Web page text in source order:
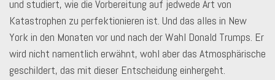
und studiert, wie die Vorbereitung auf jedwede Art von
Katastrophen zu perfektionieren ist. Und das alles in New
York in den Monaten vor und nach der Wahl Donald Trumps. Er
wird nicht namentlich erwähnt, wohl aber das Atmosphärische
geschildert, das mit dieser Entscheidung einhergeht.